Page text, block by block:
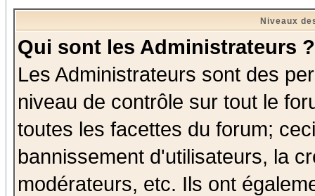
Niveaux
Qui sont les Administrateurs ?
Les Administrateurs sont des
niveau de contrôle sur tout le
toutes les facettes du forum;
bannissement d'utilisateurs, la
modérateurs, etc. Ils ont